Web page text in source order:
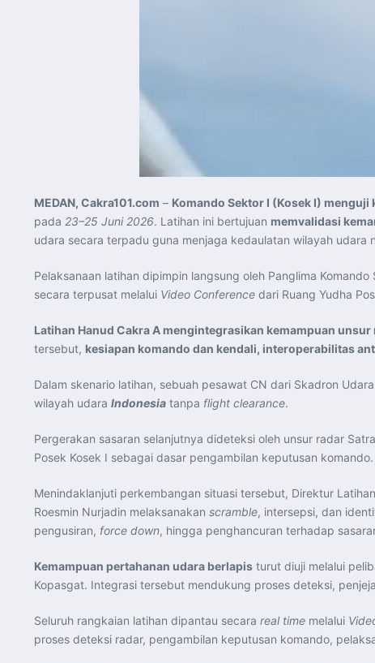
MEDAN, Cakra101.com – Komando Sektor I (Kosek I)
pada 23–25 Juni 2026. Latihan ini bertujuan memvalidasi
udara secara terpadu guna menjaga kedaulatan wilayah udara
Pelaksanaan latihan dipimpin langsung oleh Panglima
secara terpusat melalui Video Conference dari Ruang Yudha
Latihan Hanud Cakra A mengintegrasikan kemampuan
tersebut, kesiapan komando dan kendali, interoperabilitas
Dalam skenario latihan, sebuah pesawat CN dari Skadron
wilayah udara Indonesia tanpa flight clearance.
Pergerakan sasaran selanjutnya dideteksi oleh unsur radar
Posek Kosek I sebagai dasar pengambilan keputusan komando.
Menindaklanjuti perkembangan situasi tersebut, Direktur
Roesmin Nurjadin melaksanakan scramble, intersepsi, dan
pengusiran, force down, hingga penghancuran terhadap
Kemampuan pertahanan udara berlapis turut diuji melalui
Kopasgat. Integrasi tersebut mendukung proses deteksi,
Seluruh rangkaian latihan dipantau secara real time melalui
proses deteksi radar, pengambilan keputusan komando,